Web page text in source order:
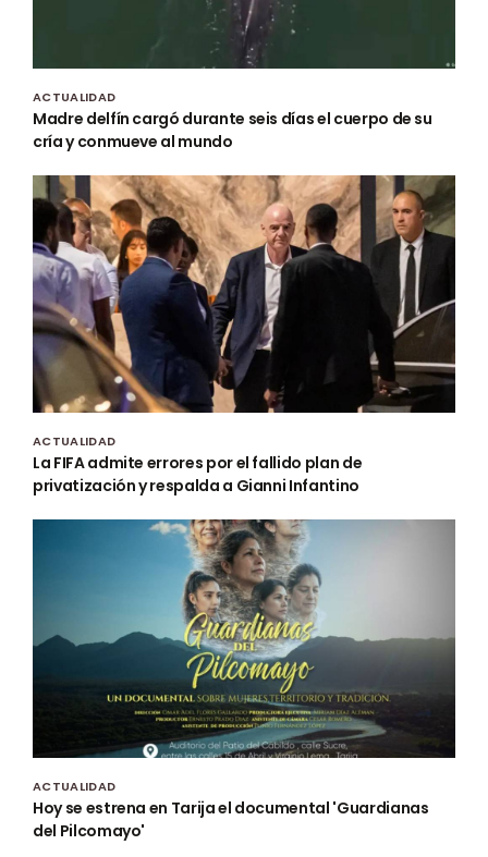
ACTUALIDAD
Madre delfín cargó durante seis días el cuerpo de su
cría y conmueve al mundo
ACTUALIDAD
La FIFA admite errores por el fallido plan de
privatización y respalda a Gianni Infantino
ACTUALIDAD
Hoy se estrena en Tarija el documental 'Guardianas
del Pilcomayo'